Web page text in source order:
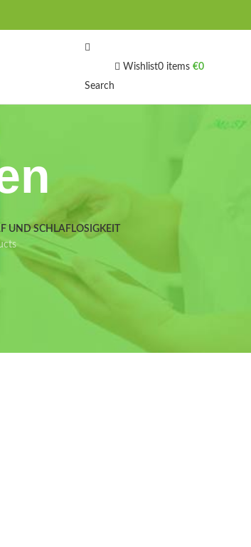
Search
Wishlist0 items €0
UND SCHLAFLOSIGKEIT